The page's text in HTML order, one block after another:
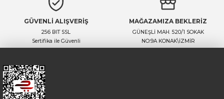
GÜVENLİ ALIŞVERİŞ
256 BIT SSL
Sertifika ile Güvenli
MAĞAZAMIZA BEKLERİZ
GÜNEŞLİ MAH. 520/1 SOKAK
NO:9A KONAK\İZMİR